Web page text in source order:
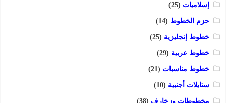
إسلاميات (25)
حزم الخطوط (14)
خطوط إنجليزية (25)
خطوط عربية (29)
خطوط مناسبات (21)
ستايلات أجنبية (10)
مخطوطات وزخارف (38)